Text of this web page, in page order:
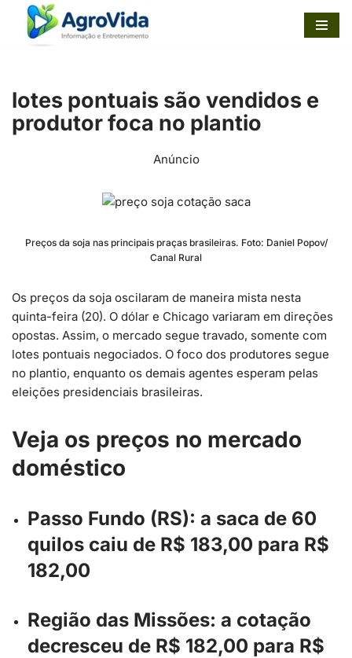
Pular
conteúdo
lotes pontuais são vendidos e
produtor foca no plantio
Anúncio
Preços da soja nas principais praças brasileiras. Foto: Daniel Popov/
Canal Rural
Os preços da soja oscilaram de maneira mista nesta
quinta-feira (20). O dólar e Chicago variaram em direções
opostas. Assim, o mercado segue travado, somente com
lotes pontuais negociados. O foco dos produtores segue
no plantio, enquanto os demais agentes esperam pelas
eleições presidenciais brasileiras.
Veja os preços no mercado
doméstico
Passo Fundo (RS): a saca de 60
quilos caiu de R$ 183,00 para R$
182,00
Região das Missões: a cotação
decresceu de R$ 182,00 para R$